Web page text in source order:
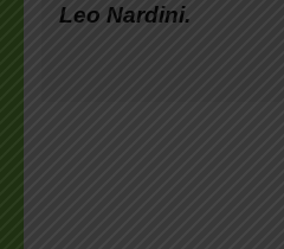
Leo Nardini.